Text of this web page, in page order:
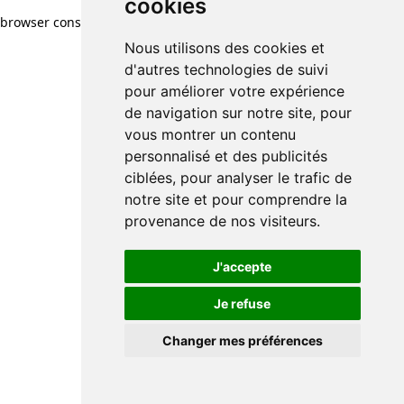
cookies
Nous utilisons des cookies et
d'autres technologies de suivi
pour améliorer votre expérience
de navigation sur notre site, pour
vous montrer un contenu
personnalisé et des publicités
ciblées, pour analyser le trafic de
notre site et pour comprendre la
provenance de nos visiteurs.
J'accepte
Je refuse
Changer mes préférences
browser console for more information)